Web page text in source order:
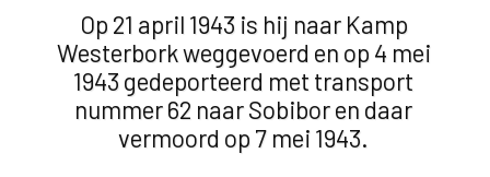
Op 21 april 1943 is hij naar Kamp
Westerbork weggevoerd en op 4 mei
1943 gedeporteerd met transport
nummer 62 naar Sobibor en daar
vermoord op 7 mei 1943.